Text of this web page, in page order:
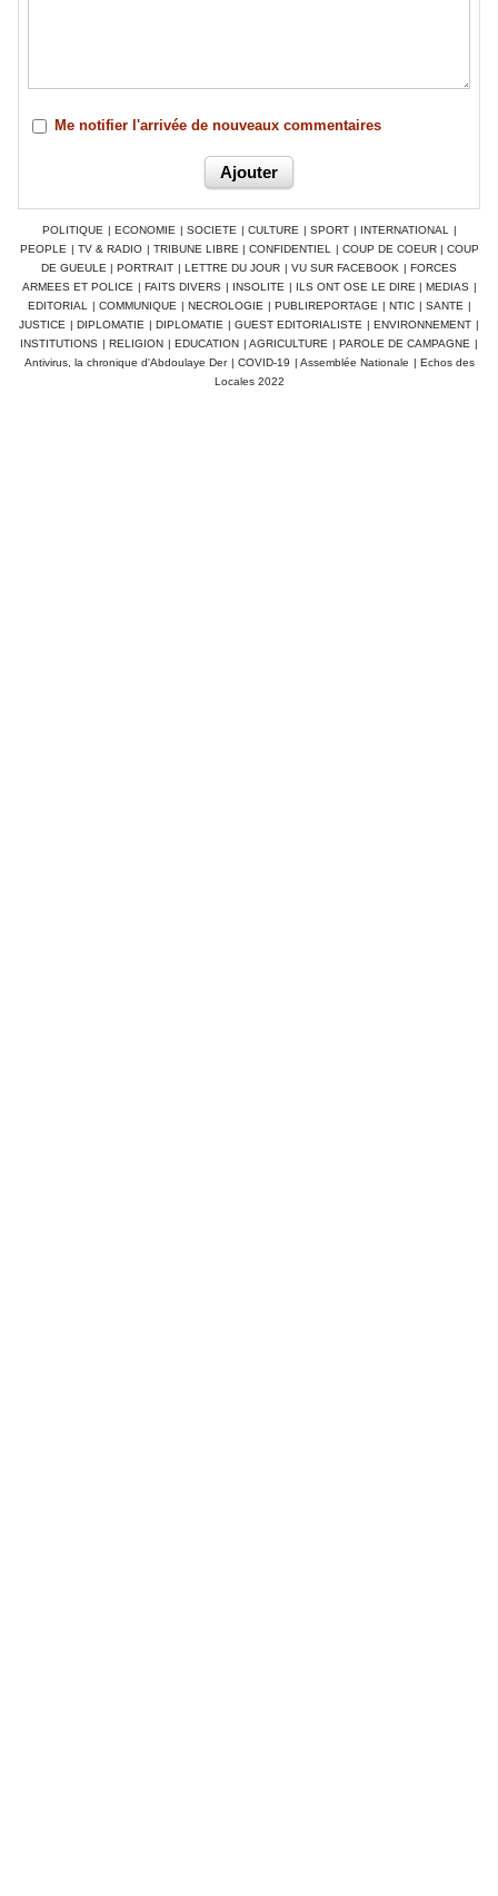
Me notifier l'arrivée de nouveaux commentaires
POLITIQUE | ECONOMIE | SOCIETE | CULTURE | SPORT | INTERNATIONAL
|
PEOPLE | TV & RADIO | TRIBUNE LIBRE | CONFIDENTIEL | COUP DE COEUR | COUP
DE GUEULE | PORTRAIT | LETTRE DU JOUR | VU SUR FACEBOOK | FORCES
ARMEES ET POLICE | FAITS DIVERS | INSOLITE | ILS ONT OSE LE DIRE | MEDIAS |
EDITORIAL
| COMMUNIQUE | NECROLOGIE | PUBLIREPORTAGE | NTIC | SANTE |
JUSTICE | DIPLOMATIE | DIPLOMATIE | GUEST EDITORIALISTE | ENVIRONNEMENT |
INSTITUTIONS | RELIGION | EDUCATION | AGRICULTURE | PAROLE DE CAMPAGNE |
Antivirus, la chronique d'Abdoulaye Der | COVID-19 | Assemblée Nationale | Echos des
Locales 2022